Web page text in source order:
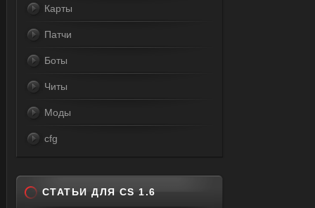
Карты
Патчи
Боты
Читы
Моды
cfg
СТАТЬИ ДЛЯ CS 1.6